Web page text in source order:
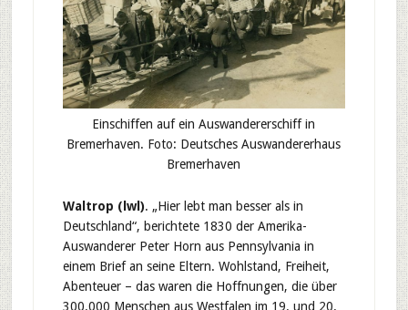
Einschiffen auf ein Auswandererschiff in
Bremerhaven. Foto: Deutsches Auswandererhaus
Bremerhaven
Waltrop (lwl). „Hier lebt man besser als in
Deutschland“, berichtete 1830 der Amerika-
Auswanderer Peter Horn aus Pennsylvania in
einem Brief an seine Eltern. Wohlstand, Freiheit,
Abenteuer – das waren die Hoffnungen, die über
300.000 Menschen aus Westfalen im 19. und 20.